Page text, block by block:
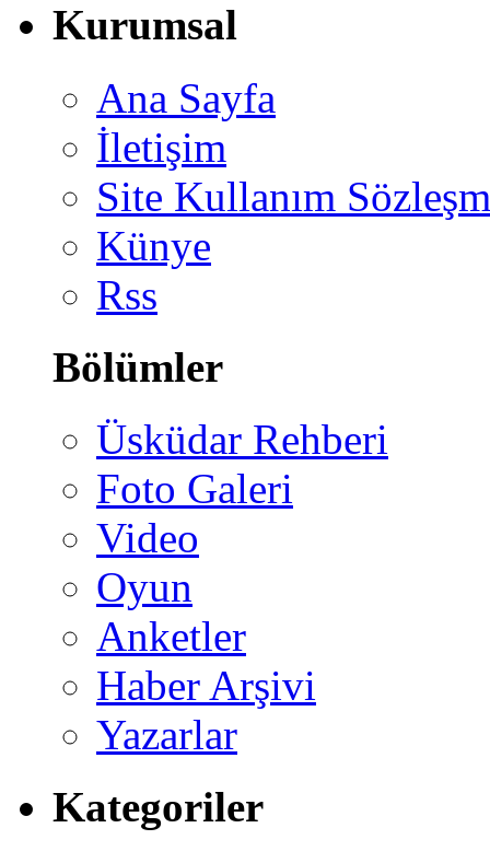
Kurumsal
Ana Sayfa
İletişim
Site Kullanım
Künye
Rss
Bölümler
Üsküdar Rehberi
Foto Galeri
Video
Oyun
Anketler
Haber Arşivi
Yazarlar
Kategoriler